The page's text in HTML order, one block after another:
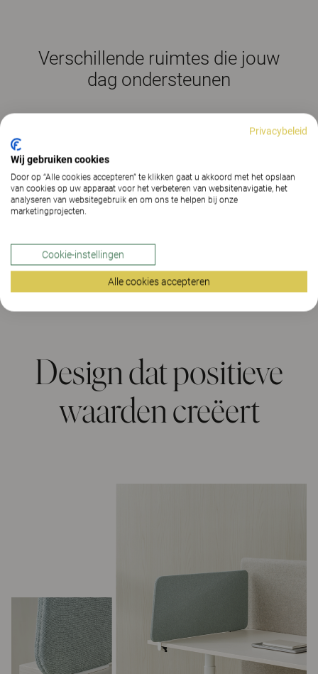
Verschillende ruimtes die jouw
dag ondersteunen
Design dat positieve
waarden creëert
Privacybeleid
Wij gebruiken cookies
Door op “Alle cookies accepteren” te klikken gaat u akkoord met het opslaan
van cookies op uw apparaat voor het verbeteren van websitenavigatie, het
analyseren van websitegebruik en om ons te helpen bij onze
marketingprojecten.
Cookie-instellingen
Alle cookies accepteren